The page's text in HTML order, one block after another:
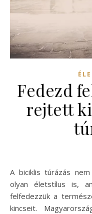
Fedezd
rejtett
A biciklis túrázás nem csupán egy sportág, hanem egy
olyan életstílus is,
felfedezzük a
kincseit.